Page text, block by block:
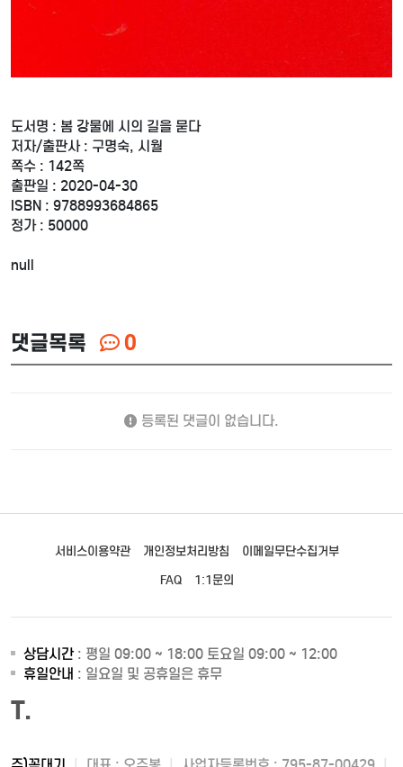
도서명 : 봄 강물에 시의 길을 묻다
저자/출판사 : 구명숙, 시월
쪽수 : 142쪽
출판일 : 2020-04-30
ISBN : 9788993684865
정가 : 50000
null
댓글목록 0
등록된 댓글이 없습니다.
서비스이용약관 개인정보처리방침
이메일무단수집거부
FAQ
1:1문의
상담시간: 평일 09:00 ~ 18:00 토요일 09:00 ~ 12:00
휴일안내 : 일요일 및 공휴일은 휴무
T.